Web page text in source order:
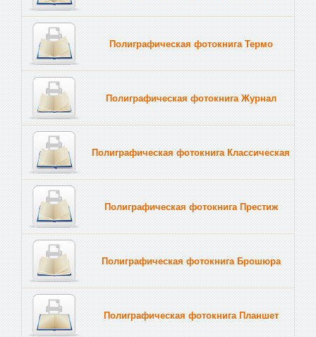
Полиграфическая фотокнига Термо
Полиграфическая фотокнига Журнал
Полиграфическая фотокнига Классическая
Полиграфическая фотокнига Престиж
Полиграфическая фотокнига Брошюра
Полиграфическая фотокнига Планшет